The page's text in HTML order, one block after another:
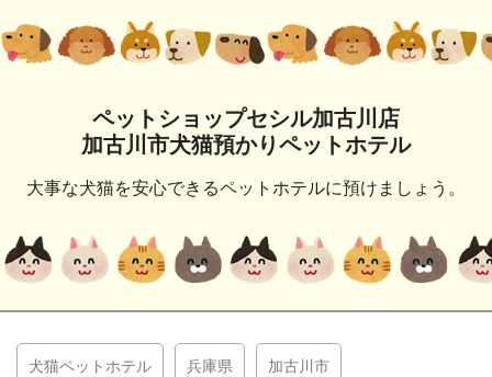
ペットショップセシル加古川店
加古川市犬猫預かりペットホテル
大事な犬猫を安心できるペットホテルに預けましょう。
犬猫ペットホテル 兵庫県 加古川市